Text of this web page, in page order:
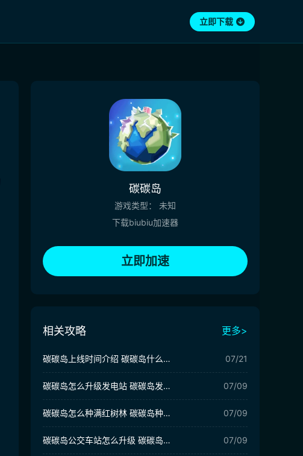
立即下载
碳碳岛
游戏类型：
未知
下载biubiu加速器
立即加速
相关攻略 更多>
碳碳岛上线时间介绍 碳碳岛什么时候上线 07/21
碳碳岛怎么升级发电站 碳碳岛发电站升级攻略 07/09
碳碳岛怎么种满红树林 碳碳岛种树攻略 07/09
碳碳岛公交车站怎么升级 碳碳岛巴士站如何升级 07/09